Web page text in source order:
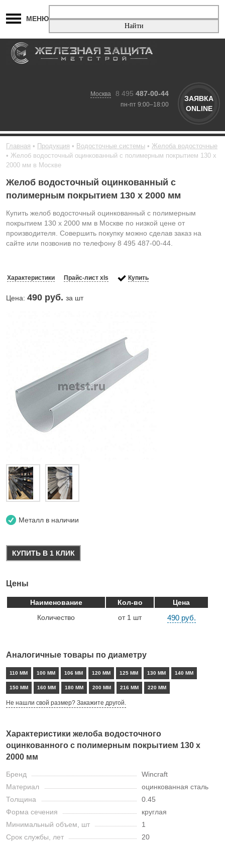
МЕНЮ
Москва 8 495 487-00-44
пн-пт 9:00–18:00
ЗАЯВКА
ONLINE
Главная Продукция Водосточные системы
Желоба водосточные
Желоб водосточный оцинкованный с полимерным покрытием 130 х
2000 мм в Москве
Желоб водосточный оцинкованный с
полимерным покрытием 130 х 2000 мм
Купить желоб водосточный оцинкованный с полимерным
покрытием 130 х 2000 мм в Москве по низкой цене от
производителя. Совершить покупку можно сделав заказ на
сайте или позвонив по телефону 8 495 487-00-44.
Характеристики Прайс-лист xls Купить
Цена: 490 руб. за шт
Металл в наличии
КУПИТЬ В 1 КЛИК
Цены
Наименование Кол-во
Цена
Количество
от 1 шт 490 руб.
Аналогичные товары по диаметру
110 ММ 100 ММ 106 ММ 120 ММ 125 ММ 130 ММ 140 ММ
150 ММ 160 ММ 180 ММ 200 ММ 216 ММ 220 ММ
Не нашли свой размер? Закажите другой.
Характеристики желоба водосточного
оцинкованного с полимерным покрытием 130 х
2000 мм
Бренд
Wincraft
Материал
оцинкованная сталь
Толщина
0.45
Форма сечения
круглая
Минимальный объем, шт
1
Срок службы, лет
20